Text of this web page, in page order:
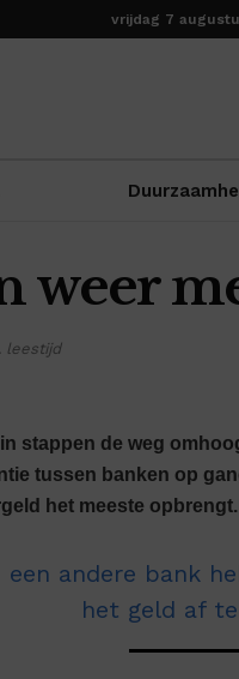
vrijdag 7
weer
leestijd
stappen de weg
tussen banken op
het meeste opbrengt.
het geld af